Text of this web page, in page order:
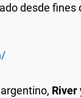
desde fines
River